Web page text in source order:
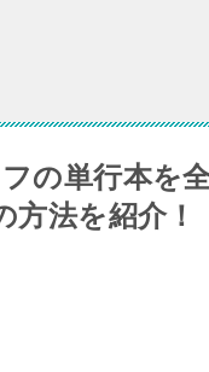
の単行本を
法を紹介！